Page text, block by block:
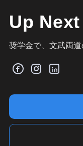
Up Next
奨学金で、文武両道